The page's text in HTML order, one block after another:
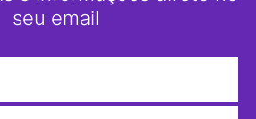
seu email